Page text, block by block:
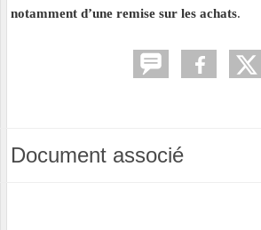
notamment d’une remise sur les achats.
Document associé